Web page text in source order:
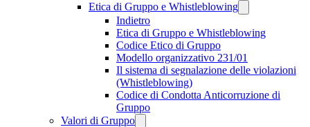
Etica di Gruppo e Whistleblowing
Indietro
Etica di Gruppo e Whistleblowing
Codice Etico di Gruppo
Modello organizzativo 231/01
Il sistema di segnalazione delle violazioni
(Whistleblowing)
Codice di Condotta Anticorruzione di
Gruppo
Valori di Gruppo